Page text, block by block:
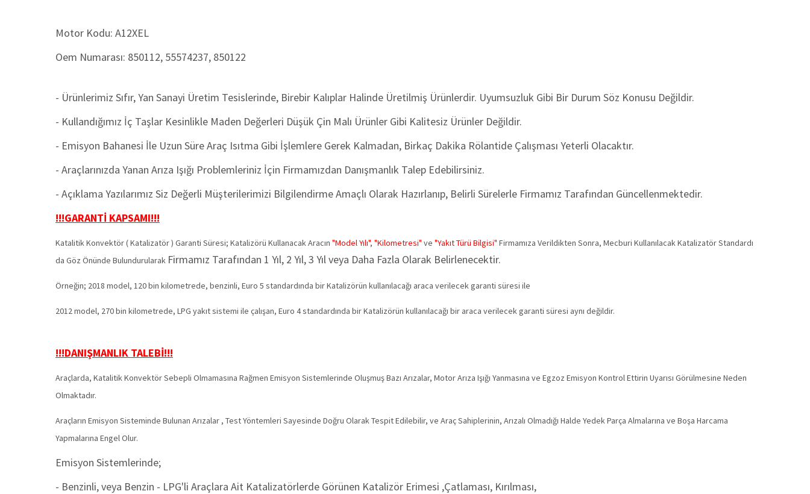
Motor Kodu: A12XEL
Oem Numarası: 850112, 55574237, 850122
- Ürünlerimiz Sıfır, Yan Sanayi Üretim Tesislerinde, Birebir Kalıplar Halinde Üretilmiş Ürünlerdir. Uyumsuzluk Gibi Bir Durum Söz Konusu Değildir.
- Kullandığımız İç Taşlar Kesinlikle Maden Değerleri Düşük Çin Malı Ürünler Gibi Kalitesiz Ürünler Değildir.
- Emisyon Bahanesi İle Uzun Süre Araç Isıtma Gibi İşlemlere Gerek Kalmadan, Birkaç Dakika Rölantide Çalışması Yeterli Olacaktır.
- Araçlarınızda Yanan Arıza Işığı Problemleriniz İçin Firmamızdan Danışmanlık Talep Edebilirsiniz.
- Açıklama Yazılarımız Siz Değerli Müşterilerimizi Bilgilendirme Amaçlı Olarak Hazırlanıp, Belirli Sürelerle Firmamız Tarafından Güncellenmektedir.
!!!GARANTİ KAPSAMI!!!
Katalitik Konvektör ( Katalizatör ) Garanti Süresi; Katalizörü Kullanacak Aracın "Model Yılı", "Kilometresi" ve "Yakıt Türü Bilgisi" Firmamıza Verildikten Sonra, Mecburi Kullanılacak Katalizatör Standardı
da Göz Önünde Bulundurularak Firmamız Tarafından 1 Yıl, 2 Yıl, 3 Yıl veya Daha Fazla Olarak Belirlenecektir.
Örneğin; 2018 model, 120 bin kilometrede, benzinli, Euro 5 standardında bir Katalizörün kullanılacağı araca verilecek garanti süresi ile
2012 model, 270 bin kilometrede, LPG yakıt sistemi ile çalışan, Euro 4 standardında bir Katalizörün kullanılacağı bir araca verilecek garanti süresi aynı değildir.
!!!DANIŞMANLIK TALEBİ!!!
Araçlarda, Katalitik Konvektör Sebepli Olmamasına Rağmen Emisyon Sistemlerinde Oluşmuş Bazı Arızalar, Motor Arıza Işığı Yanmasına ve Egzoz Emisyon Kontrol Ettirin Uyarısı Görülmesine Neden
Olmaktadır.
Araçların Emisyon Sisteminde Bulunan Arızalar , Test Yöntemleri Sayesinde Doğru Olarak Tespit Edilebilir, ve Araç Sahiplerinin, Arızalı Olmadığı Halde Yedek Parça Almalarına ve Boşa Harcama
Yapmalarına Engel Olur.
Emisyon Sistemlerinde;
- Benzinli, veya Benzin - LPG'li Araçlara Ait Katalizatörlerde Görünen Katalizör Erimesi ,Çatlaması, Kırılması,